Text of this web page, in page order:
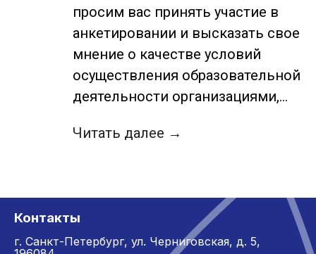
просим вас принять участие в
анкетировании и высказать свое
мнение о качестве условий
осуществления образовательной
деятельности организациями,…
Читать далее →
Контакты
г. Санкт-Петербург, ул. Черниговская, д. 5,